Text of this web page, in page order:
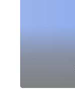
وقراءة
العربي